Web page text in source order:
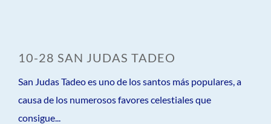
10-28 SAN JUDAS TADEO
San Judas Tadeo es uno de los santos más populares, a
causa de los numerosos favores celestiales que
consigue...